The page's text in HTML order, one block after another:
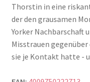
Thorstin in eine
der den grausamen
Yorker Nachbarschaft
Misstrauen
sie je Kontakt hatte -